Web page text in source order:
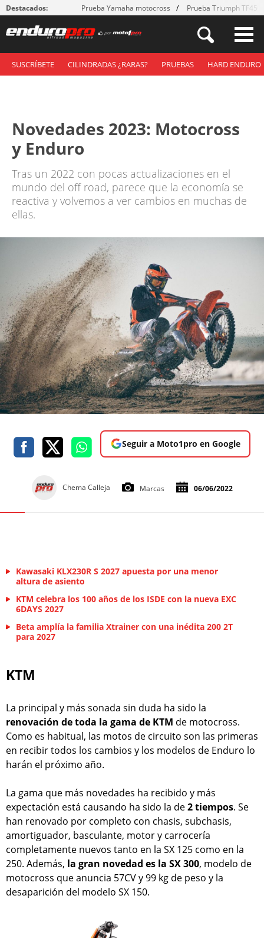
Destacados: Prueba Yamaha motocross Prueba Triumph
SUSCRÍBETE CILINDRADAS ¿RARAS? PRUEBAS HARD ENDURO
Novedades 2023: Motocross
y Enduro
Tras un 2022 con pocas actualizaciones en el
mundo del off road, parece que la economía se
reactiva y volvemos a ver cambios en muchas de
ellas.
Seguir a Moto1pro en Google
Chema Calleja Marcas 06/06/2022
Kawasaki KLX230R S 2027 apuesta por una menor
altura de asiento
KTM celebra los 100 años de los ISDE con la nueva EXC
6DAYS 2027
Beta amplía la familia Xtrainer con una inédita 200 2T
para 2027
KTM
La principal y más sonada sin duda ha sido la
renovación de toda la gama de KTM de motocross.
Como es habitual, las motos de circuito son las primeras
en recibir todos los cambios y los modelos de Enduro lo
harán el próximo año.
La gama que más novedades ha recibido y más
expectación está causando ha sido la de2 tiempos. Se
han renovado por completo con chasis, subchasis,
amortiguador, basculante, motor y carrocería
completamente nuevos tanto en la SX 125 como en la
250. Además, la gran novedad es la SX 300, modelo de
motocross que anuncia 57CV y 99 kg de peso y la
desaparición del modelo SX 150.